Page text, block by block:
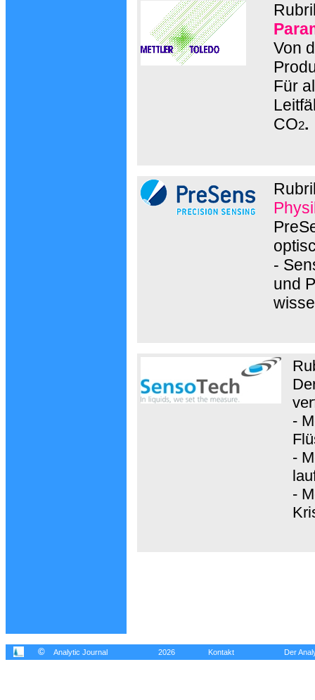
Von
Für
CO2.
-
und
-
-
-
© Analytic Journal 2026 Kontakt Der